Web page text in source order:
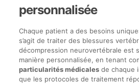
personnalisée
Chaque patient a des besoins
s’agit de traiter des blessures
décompression neurovertébrale est
manière personnalisée, en tenant
particularités médicalesde chaque
que les protocoles de traitement